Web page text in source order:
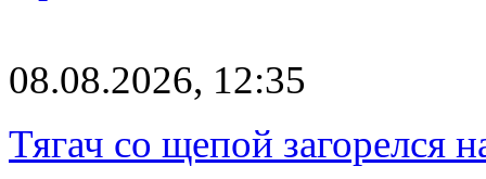
08.08.2026, 12:35
Тягач со щепой загорелся